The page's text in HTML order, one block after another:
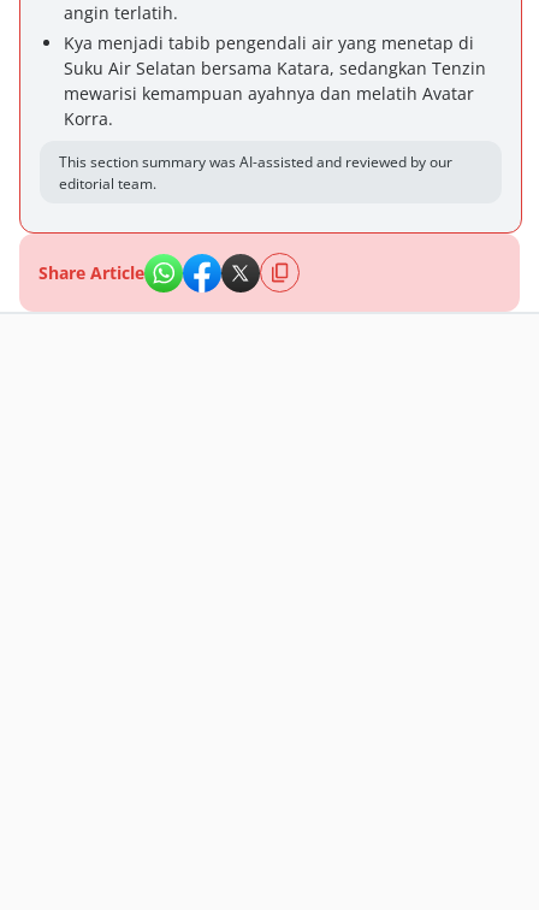
angin terlatih.
Kya menjadi tabib pengendali air yang menetap di
Suku Air Selatan bersama Katara, sedangkan Tenzin
mewarisi kemampuan ayahnya dan melatih Avatar
Korra.
This section summary was AI-assisted and reviewed by our
editorial team.
Share Article